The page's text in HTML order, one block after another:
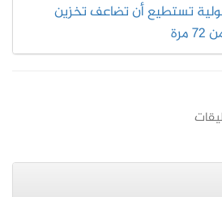
تستطيع أن تضاعف تخزين